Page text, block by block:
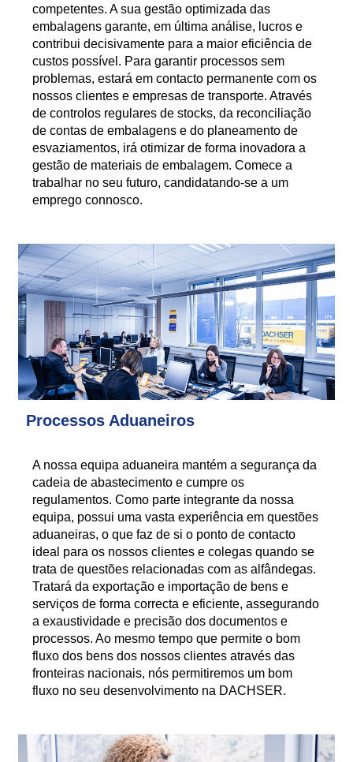
competentes. A sua gestão optimizada das
embalagens garante, em última análise, lucros e
contribui decisivamente para a maior eficiência de
custos possível. Para garantir processos sem
problemas, estará em contacto permanente com os
nossos clientes e empresas de transporte. Através
de controlos regulares de stocks, da reconciliação
de contas de embalagens e do planeamento de
esvaziamentos, irá otimizar de forma inovadora a
gestão de materiais de embalagem. Comece a
trabalhar no seu futuro, candidatando-se a um
emprego connosco.
Processos Aduaneiros
A nossa equipa aduaneira mantém a segurança da
cadeia de abastecimento e cumpre os
regulamentos. Como parte integrante da nossa
equipa, possui uma vasta experiência em questões
aduaneiras, o que faz de si o ponto de contacto
ideal para os nossos clientes e colegas quando se
trata de questões relacionadas com as alfândegas.
Tratará da exportação e importação de bens e
serviços de forma correcta e eficiente, assegurando
a exaustividade e precisão dos documentos e
processos. Ao mesmo tempo que permite o bom
fluxo dos bens dos nossos clientes através das
fronteiras nacionais, nós permitiremos um bom
fluxo no seu desenvolvimento na DACHSER.